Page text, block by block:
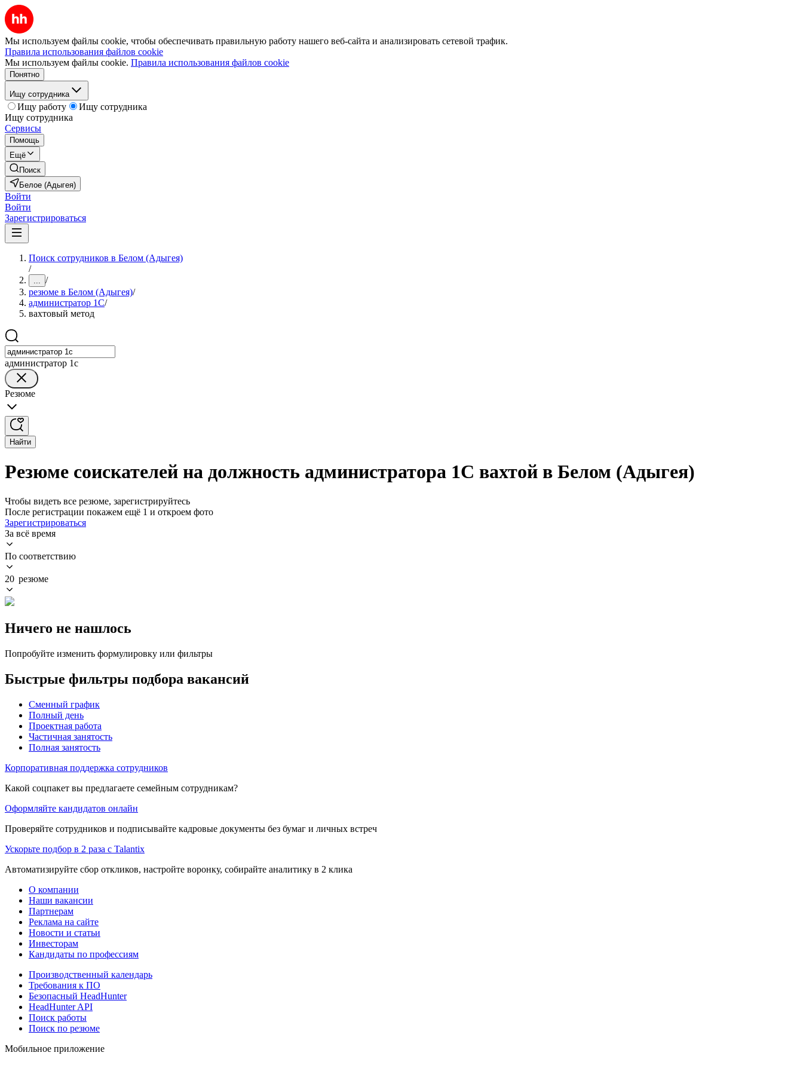
Мы используем файлы cookie, чтобы обеспечивать правильную работу нашего веб-сайта и анализировать сетевой трафик.
Правила использования файлов cookie
Мы используем файлы cookie. Правила использования файлов cookie
Понятно
Ищу сотрудника
Ищу работу
Ищу сотрудника
Ищу сотрудника
Сервисы
Помощь
Ещё
Поиск
Белое (Адыгея)
Войти
Войти
Зарегистрироваться
Поиск сотрудников в Белом (Адыгея)
/
... /
резюме в Белом (Адыгея)/
администратор 1С/
вахтовый метод
администратор 1с
Резюме
Найти
Резюме соискателей на должность администратора 1С вахтой в Белом (Адыгея)
Чтобы видеть все резюме, зарегистрируйтесь
После регистрации покажем ещё 1 и откроем фото
Зарегистрироваться
За всё время
По соответствию
20 резюме
Ничего не нашлось
Попробуйте изменить формулировку или фильтры
Быстрые фильтры подбора вакансий
Сменный график
Полный день
Проектная работа
Частичная занятость
Полная занятость
Корпоративная поддержка сотрудников
Какой соцпакет вы предлагаете семейным сотрудникам?
Оформляйте кандидатов онлайн
Проверяйте сотрудников и подписывайте кадровые документы без бумаг и личных встреч
Ускорьте подбор в 2 раза с Talantix
Автоматизируйте сбор откликов, настройте воронку, собирайте аналитику в 2 клика
О компании
Наши вакансии
Партнерам
Реклама на сайте
Новости и статьи
Инвесторам
Кандидаты по профессиям
Производственный календарь
Требования к ПО
Безопасный HeadHunter
HeadHunter API
Поиск работы
Поиск по резюме
Мобильное приложение